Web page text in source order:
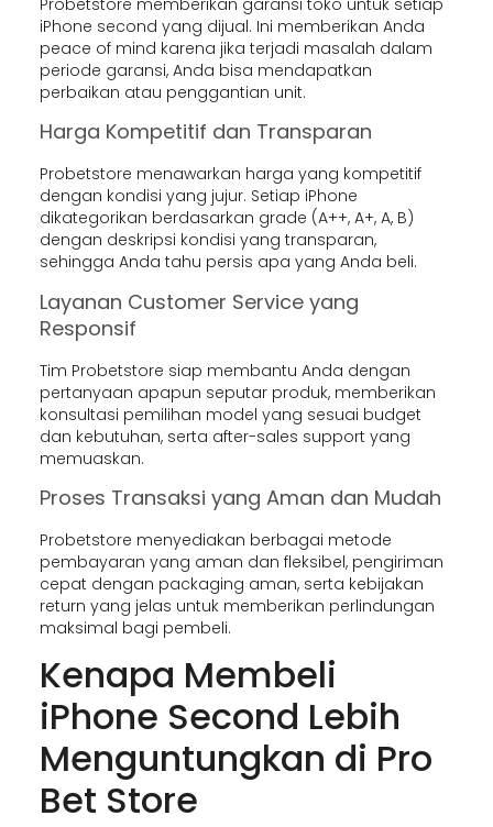
iPhone second yang dijual. Ini memberikan Anda
peace of mind karena jika terjadi masalah dalam
periode garansi, Anda bisa mendapatkan
perbaikan atau penggantian unit.
Harga Kompetitif dan Transparan
Probetstore menawarkan harga yang kompetitif
dengan kondisi yang jujur. Setiap iPhone
dikategorikan berdasarkan grade (A++, A+, A, B)
dengan deskripsi kondisi yang transparan,
sehingga Anda tahu persis apa yang Anda beli.
Layanan Customer Service yang
Responsif
Tim Probetstore siap membantu Anda dengan
pertanyaan apapun seputar produk, memberikan
konsultasi pemilihan model yang sesuai budget
dan kebutuhan, serta after-sales support yang
memuaskan.
Proses Transaksi yang Aman dan Mudah
Probetstore menyediakan berbagai metode
pembayaran yang aman dan fleksibel, pengiriman
cepat dengan packaging aman, serta kebijakan
return yang jelas untuk memberikan perlindungan
maksimal bagi pembeli.
Kenapa Membeli
iPhone Second Lebih
Menguntungkan di Pro
Bet Store